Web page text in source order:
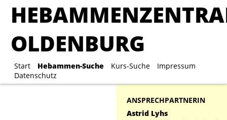
OLDENBURG
Start Hebammen-Suche Kurs-Suche
Impressum
Datenschutz
OLDENBURG
Start Hebammen-Suche Kurs-Suche
ANSPRECHPARTNERIN
Astrid Lyhs